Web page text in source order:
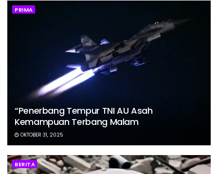
PRIMA
“Penerbang Tempur TNI AU Asah
Kemampuan Terbang Malam
OKTOBER 31, 2025
BERITA